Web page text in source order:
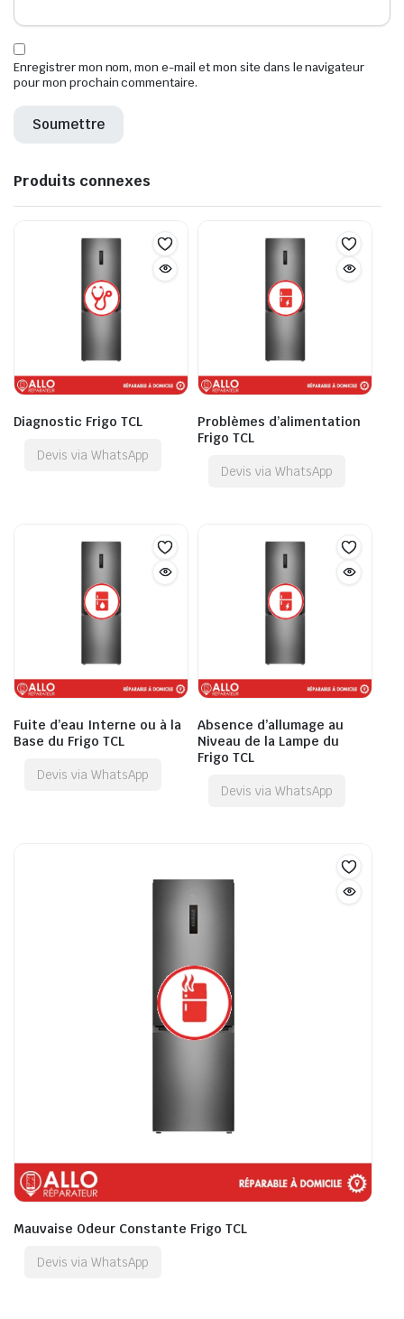
Enregistrer mon nom, mon e-mail et mon site dans le navigateur
pour mon prochain commentaire.
Produits connexes
Diagnostic Frigo TCL
Devis via WhatsApp
Problèmes d’alimentation
Frigo TCL
Devis via WhatsApp
Fuite d’eau Interne ou à la
Base du Frigo TCL
Devis via WhatsApp
Absence d’allumage au
Niveau de la Lampe du
Frigo TCL
Devis via WhatsApp
Mauvaise Odeur Constante Frigo TCL
Devis via WhatsApp